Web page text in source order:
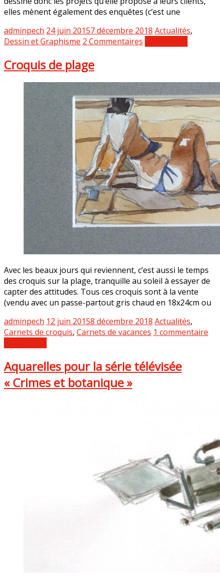
elles mènent également des enquêtes (c’est une
adminpech 24 juin 20157 décembre 2018 Actualités,
Dessin et Graphisme 2 Commentaires
Croquis de plage
Avec les beaux jours qui reviennent, c’est aussi le temps
des croquis sur la plage, tranquille au soleil à essayer de
capter des attitudes. Tous ces croquis sont à la vente
(vendu avec un passe-partout gris chaud en 18x24cm ou
adminpech 12 juin 20158 décembre 2018 Actualités,
Carnets de croquis, Carnets de vacances 1 commentaire
Aquarelles pour la série télévisée
« Crimes et botanique »